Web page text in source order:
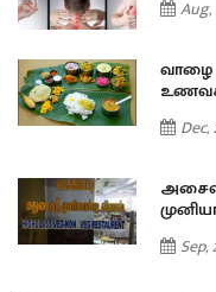
Aug,
Dec,
அசைவ
Sep,